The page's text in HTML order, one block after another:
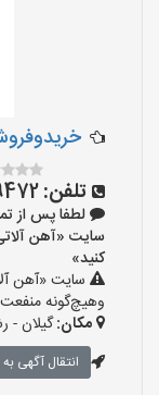
تلفن:
لطفا پس از
کنید»
سایت «آهن
وهیچ‌گونه منفعت
مکان:گیلان -
انتقال آگهی